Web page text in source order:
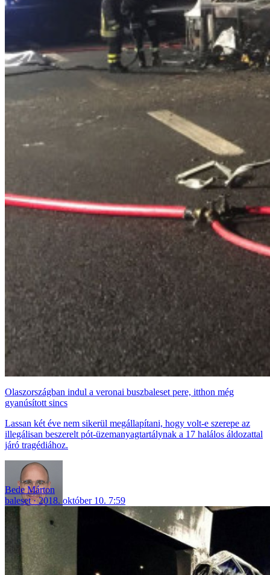
Olaszországban indul a veronai buszbaleset pere, itthon még
gyanúsított sincs
Lassan két éve nem sikerül megállapítani, hogy volt-e szerepe az
illegálisan beszerelt pót-üzemanyagtartálynak a 17 halálos áldozattal
járó tragédiához.
Bede Márton
baleset
2018. október 10. 7:59